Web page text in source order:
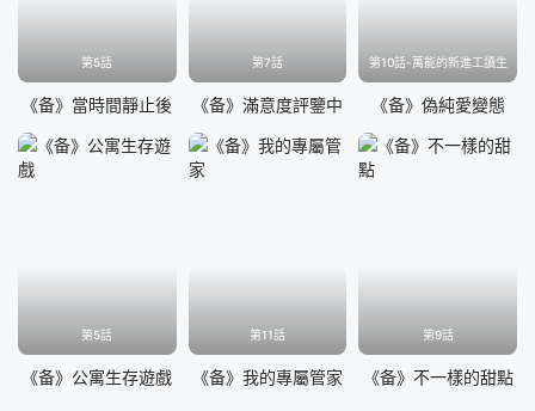
第5話
《备》當時間靜止後
第7話
《备》滿意度評鑒中
第10話-萬能的新進工讀生
《备》偽純愛變態
第5話
《备》公寓生存遊戲
第11話
《备》我的專屬管家
第9話
《备》不一樣的甜點